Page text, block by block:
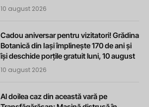
10 august 2026
Cadou aniversar pentru vizitatori! Grădina
Botanică din Iași împlinește 170 de ani și
își deschide porțile gratuit luni, 10 august
10 august 2026
Al doilea caz din această vară pe